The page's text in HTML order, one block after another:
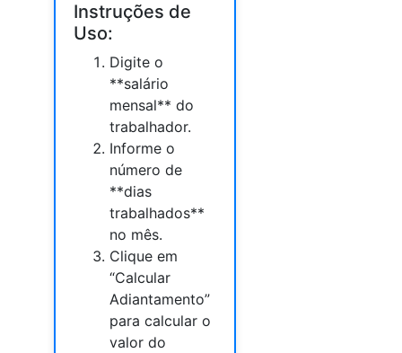
Instruções de
Uso:
Digite o
**salário
mensal** do
trabalhador.
Informe o
número de
**dias
trabalhados**
no mês.
Clique em
“Calcular
Adiantamento”
para calcular o
valor do